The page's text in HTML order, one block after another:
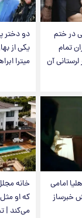
در ختم
تمام
آن
دو دختر
یکی از
میترا
امامی
خبرساز
خانه
که او
می‌کند |